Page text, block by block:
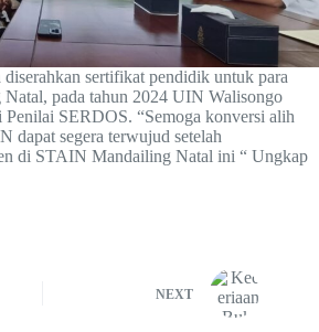
diserahkan sertifikat pendidik untuk para
pada tahun 2024 UIN Walisongo
Penilai SERDOS. “Semoga konversi alih
dapat segera terwujud setelah
di STAIN Mandailing Natal ini “ Ungkap
NEXT